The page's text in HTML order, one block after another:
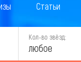
Статьи
Кол-во звёзд:
любое